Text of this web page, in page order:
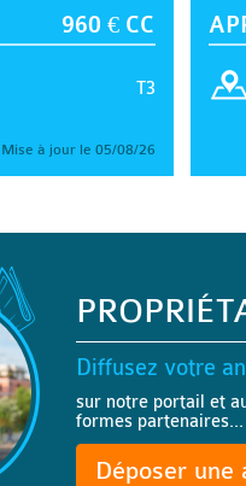
960 € CC
T3
Mise à jour le 05/08/26
Diffusez votre
sur notre portail et
formes partenaires...
Déposer une